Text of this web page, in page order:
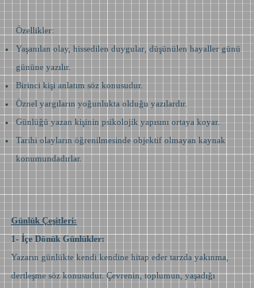
Özellikler:
Yaşanılan olay, hissedilen duygular, düşünülen hayaller günü
gününe yazılır.
Birinci kişi anlatım söz konusudur.
Öznel yargıların yoğunlukta olduğu yazılardır.
Günlüğü yazan kişinin psikolojik yapısını ortaya koyar.
Tarihi olayların öğrenilmesinde objektif olmayan kaynak
konumundadırlar.
Günlük Çeşitleri:
1- İçe Dönük Günlükler:
Yazarın günlükte kendi kendine hitap eder tarzda yakınma,
dertleşme söz konusudur. Çevrenin, toplumun, yaşadığı